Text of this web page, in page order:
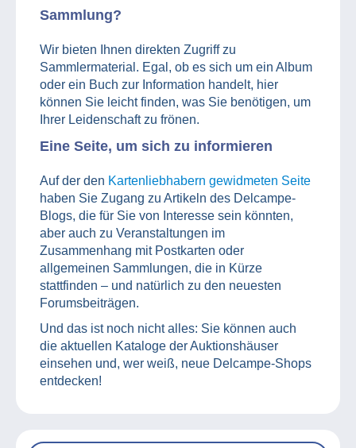
Sammlung?
Wir bieten Ihnen direkten Zugriff zu
Sammlermaterial. Egal, ob es sich um ein Album
oder ein Buch zur Information handelt, hier
können Sie leicht finden, was Sie benötigen, um
Ihrer Leidenschaft zu frönen.
Eine Seite, um sich zu informieren
Auf der den Kartenliebhabern gewidmeten Seite
haben Sie Zugang zu Artikeln des Delcampe-
Blogs, die für Sie von Interesse sein könnten,
aber auch zu Veranstaltungen im
Zusammenhang mit Postkarten oder
allgemeinen Sammlungen, die in Kürze
stattfinden – und natürlich zu den neuesten
Forumsbeiträgen.
Und das ist noch nicht alles: Sie können auch
die aktuellen Kataloge der Auktionshäuser
einsehen und, wer weiß, neue Delcampe-Shops
entdecken!